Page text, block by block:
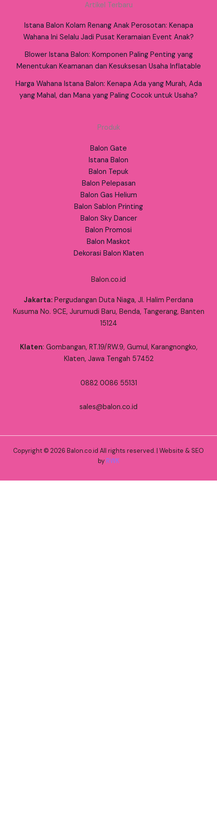
Artikel Terbaru
Istana Balon Kolam Renang Anak Perosotan: Kenapa
Wahana Ini Selalu Jadi Pusat Keramaian Event Anak?
Blower Istana Balon: Komponen Paling Penting yang
Menentukan Keamanan dan Kesuksesan Usaha Inflatable
Harga Wahana Istana Balon: Kenapa Ada yang Murah, Ada
yang Mahal, dan Mana yang Paling Cocok untuk Usaha?
Produk
Balon Gate
Istana Balon
Balon Tepuk
Balon Pelepasan
Balon Gas Helium
Balon Sablon Printing
Balon Sky Dancer
Balon Promosi
Balon Maskot
Dekorasi Balon Klaten
Balon.co.id
Jakarta: Pergudangan Duta Niaga, Jl. Halim Perdana
Kusuma No. 9CE, Jurumudi Baru, Benda, Tangerang, Banten
15124
Klaten: Gombangan, RT.19/RW.9, Gumul, Karangnongko,
Klaten, Jawa Tengah 57452
0882 0086 55131
sales@balon.co.id
Copyright © 2026 Balon.co.id All rights reserved. | Website & SEO
by RWK